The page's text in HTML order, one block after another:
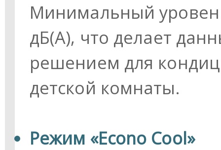
Минимальный
дБ(А), что делает
решением для
детской комнаты.
Режим «Econo Cool»